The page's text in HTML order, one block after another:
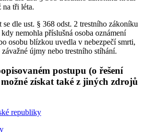
na tři léta.
dle ust. § 368 odst. 2 trestního zákoníku
nemohla příslušná osoba oznámení
osobu blízkou uvedla v nebezpečí smrti,
újmy nebo trestního stíhání.
postupu (o řešení
získat také z jiných zdrojů
republiky